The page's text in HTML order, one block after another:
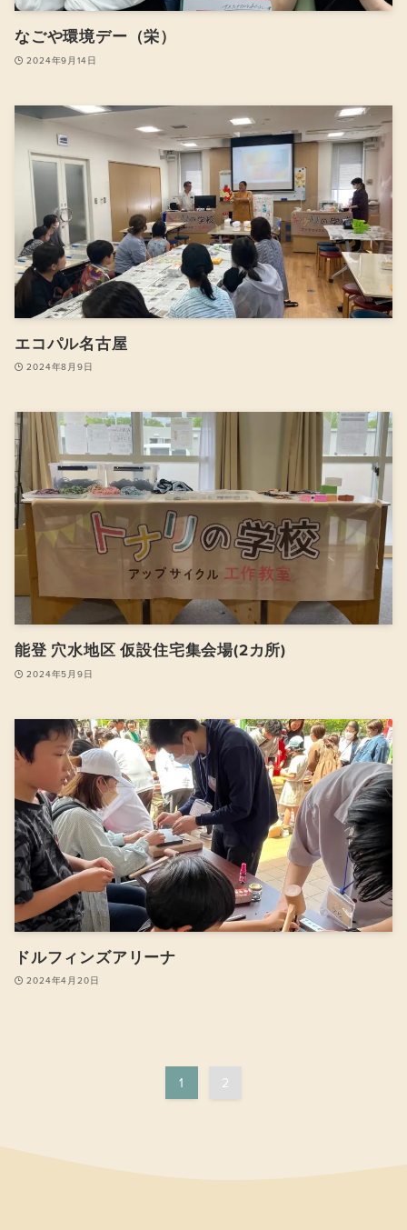
なごや環境デー（栄）
2024年9月14日
エコパル名古屋
2024年8月9日
能登 穴水地区 仮設住宅集会場(2カ所)
2024年5月9日
ドルフィンズアリーナ
2024年4月20日
1 2